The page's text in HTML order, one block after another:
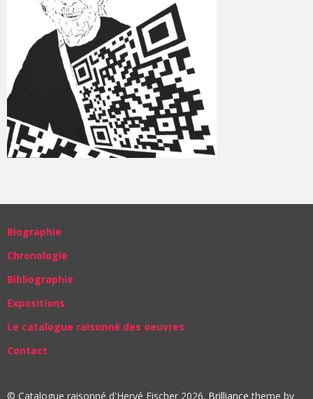
Biographie
Chronologie
Bibliographie
Expositions
Le catalogue raisonné des oeuvres
Contact
© Catalogue raisonné d'Hervé Fischer 2026. Brilliance theme by